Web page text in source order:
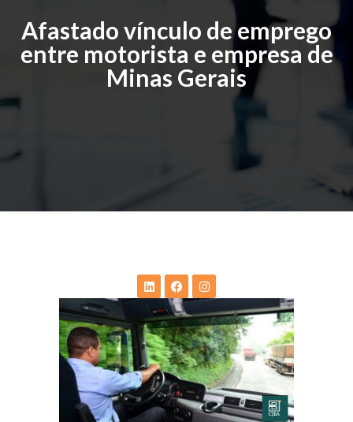
Afastado vínculo de emprego
entre motorista e empresa de
Minas Gerais